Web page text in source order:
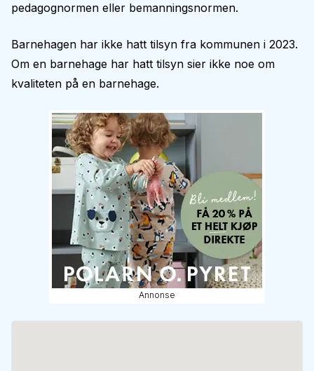
pedagognormen eller bemanningsnormen.
Barnehagen har ikke hatt tilsyn fra kommunen i 2023.
Om en barnehage har hatt tilsyn sier ikke noe om
kvaliteten på en barnehage.
Annonse